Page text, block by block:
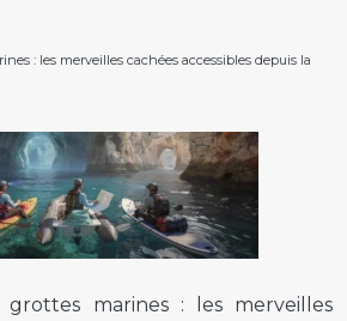
: les merveilles cachées accessibles depuis la
marines : les merveilles